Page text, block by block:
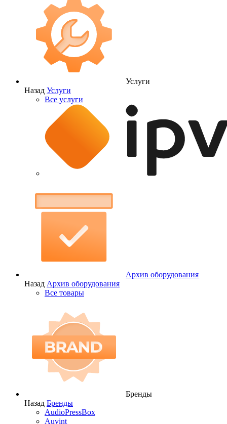
Услуги
Назад Услуги
Все услуги
Архив оборудования
Назад Архив оборудования
Все товары
Бренды
Назад Бренды
AudioPressBox
Auvint